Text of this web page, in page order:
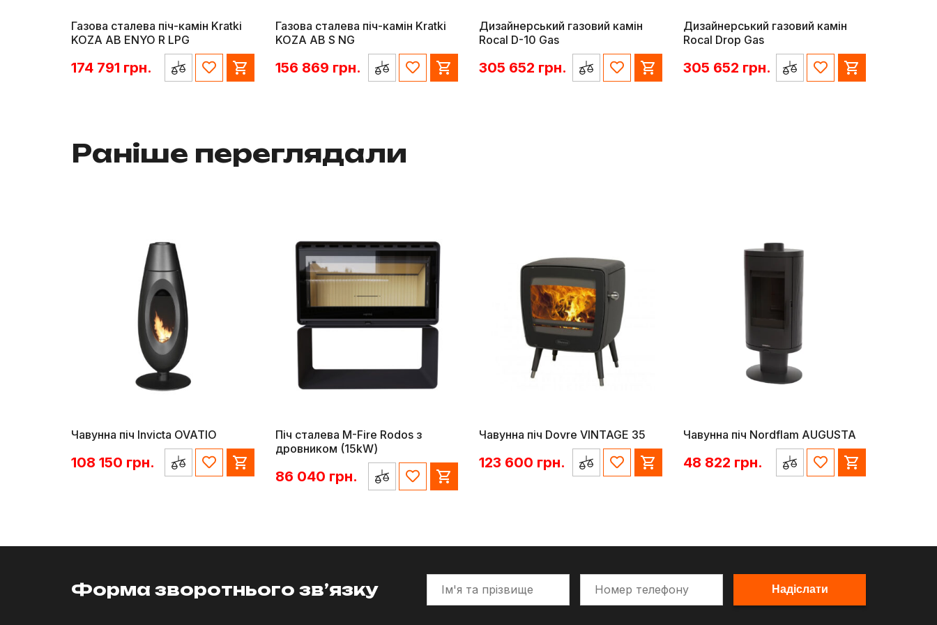
Газова сталева піч-камін Kratki
KOZA AB ENYO R LPG
174 791 грн.
Газова сталева піч-камін Kratki
KOZA AB S NG
156 869 грн.
Дизайнерський газовий камін
Rocal D-10 Gas
305 652 грн.
Дизайнерський газовий камін
Rocal Drop Gas
305 652 грн.
Раніше переглядали
Чавунна піч Invicta OVATIO
108 150 грн.
Піч сталева M-Fire Rodos з
дровником (15kW)
86 040 грн.
Чавунна піч Dovre VINTAGE 35
123 600 грн.
Чавунна піч Nordflam AUGUSTA
48 822 грн.
Форма зворотнього зв’язку